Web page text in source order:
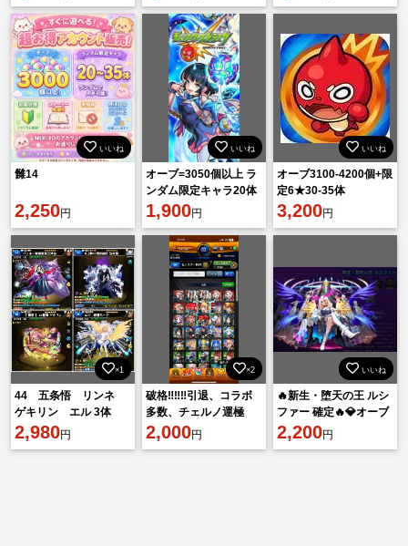
いいね
雠14
2,250円
いいね
オーブ=3050個以上 ラ
ンダム限定キャラ20体
初期垢
1,900円
いいね
オーブ3100-4200個+限
定6★30-35体
3,200円
×1
44 五条悟 リンネ
ゲキリン エル 3体
獲得可能オーブ1450前
後 安心保証付き♪
2,980円
×2
破格‼️‼️‼️引退、コラボ
多数、チェルノ運極
2,000円
いいね
🔥新生・堕天の王 ルシ
ファー 確定🔥💎オーブ
=3001個↑ 🔰初期アカウ
ント
2,200円